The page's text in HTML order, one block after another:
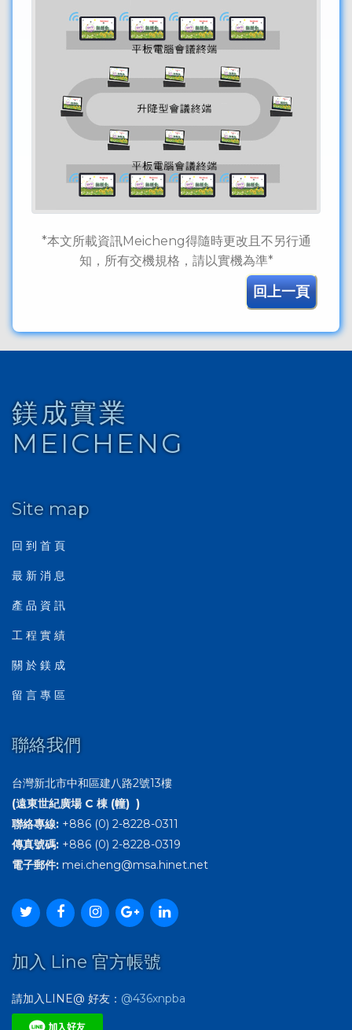
*本文所載資訊Meicheng得隨時更改且不另行通
知，所有交機規格，請以實機為準*
回上一頁
鎂成實業
MEICHENG
Site map
回 到 首 頁
最 新 消 息
產 品 資 訊
工 程 實 績
關 於 鎂 成
留 言 專 區
聯絡我們
台灣新北市中和區建八路2號13樓
(遠東世紀廣場 C 棟 (幢) )
聯絡專線: +886 (0) 2-8228-0311
傳真號碼: +886 (0) 2-8228-0319
電子郵件: mei.cheng@msa.hinet.net
加入 Line 官方帳號
請加入LINE@ 好友： @436xnpba